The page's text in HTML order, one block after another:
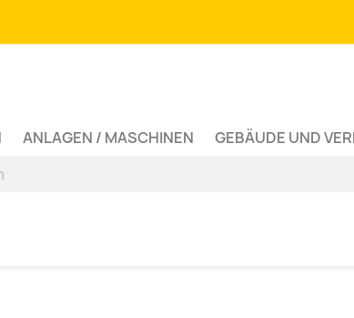
ANLAGEN / MASCHINEN GEBÄUDE UND